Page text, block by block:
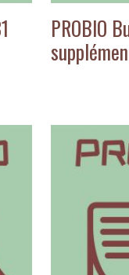
PROBIO